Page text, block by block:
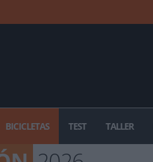
BICICLETAS TEST TALLER